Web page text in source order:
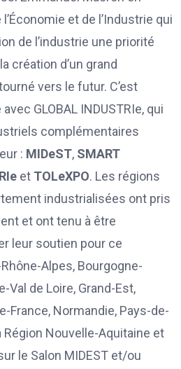
et de l’Industrie qui
de l’industrie une priorité
création d’un grand
vers le futur. C’est
GLOBAL INDUSTRIe, qui
complémentaires
: MIDeST, SMART
et TOLeXPO. Les régions
industrialisées ont pris
et ont tenu à être
leur soutien pour ce
Alpes, Bourgogne-
Val de Loire, Grand-Est,
France, Normandie, Pays-de-
Région Nouvelle-Aquitaine et
le Salon MIDEST et/ou